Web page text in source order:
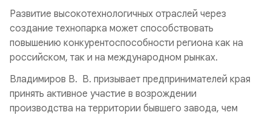
Развитие высокотехнологичных отраслей через
создание технопарка может способствовать
повышению конкурентоспособности региона как на
российском, так и на международном рынках.
Владимиров В. В. призывает предпринимателей края
принять активное участие в возрождении
производства на территории бывшего завода, чем